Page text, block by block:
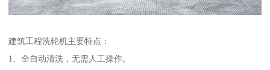
建筑工程洗轮机主要特点：
1、全自动清洗，无需人工操作。